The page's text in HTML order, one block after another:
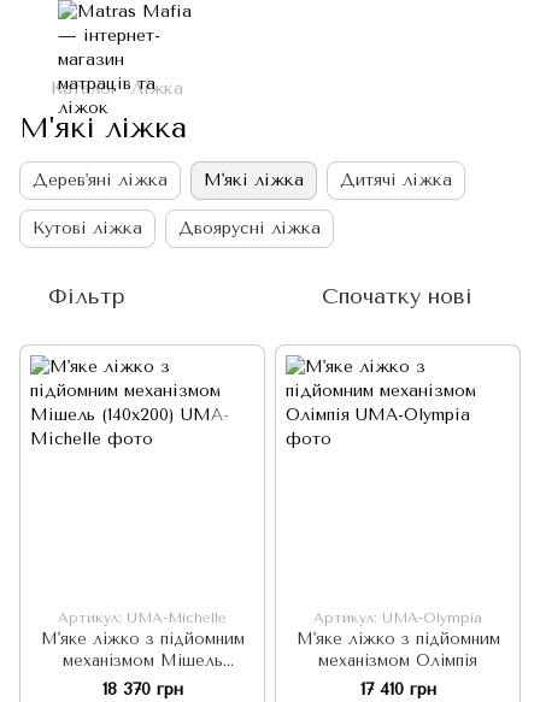
Каталог Ліжка
М'які ліжка
Дерев'яні ліжка М'які ліжка Дитячі ліжка
Кутові ліжка Двоярусні ліжка
Фільтр Спочатку нові
Артикул: UMA-Michelle
М'яке ліжко з підйомним
механізмом Мішель
(140x200)
18 370 грн
Артикул: UMA-Olympia
М'яке ліжко з підйомним
механізмом Олімпія
17 410 грн